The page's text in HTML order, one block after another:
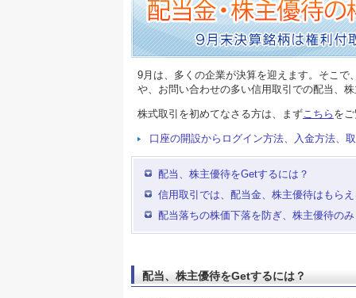
9月は、多くの企業が決算を迎えます。そこ
や、お問い合わせの多い信用取引での配当、
株式取引を初めてなさる方は、まず こちら を
口座の開設からログイン方法、入金方法、
配当、株主優待をGetするには？
信用取引では、配当金、株主優待はもら
配当落ちの株価下落を防ぎ、株主優待の
配当、株主優待をGetするには？